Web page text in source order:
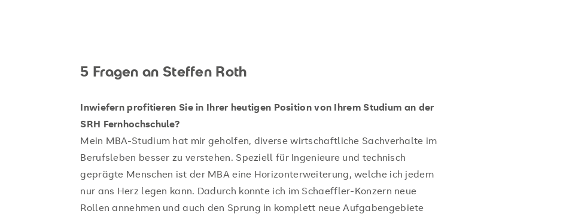
5 Fragen an Steffen Roth
Inwiefern profitieren Sie in Ihrer heutigen Position von Ihrem Studium an der
SRH Fernhochschule?
Mein MBA-Studium hat mir geholfen, diverse wirtschaftliche Sachverhalte im
Berufsleben besser zu verstehen. Speziell für Ingenieure und technisch
geprägte Menschen ist der MBA eine Horizonterweiterung, welche ich jedem
nur ans Herz legen kann. Dadurch konnte ich im Schaeffler-Konzern neue
Rollen annehmen und auch den Sprung in komplett neue Aufgabengebiete